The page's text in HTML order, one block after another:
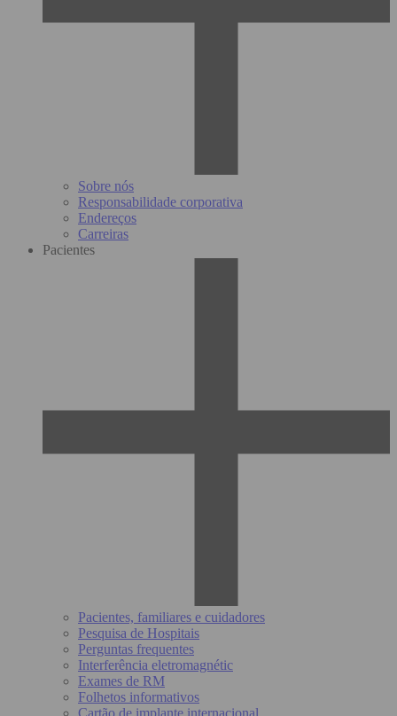
Sobre nós
Responsabilidade corporativa
Endereços
Carreiras
Pacientes
Pacientes, familiares e cuidadores
Pesquisa de Hospitais
Perguntas frequentes
Interferência eletromagnétic
Exames de RM
Folhetos informativos
Cartão de implante internacional